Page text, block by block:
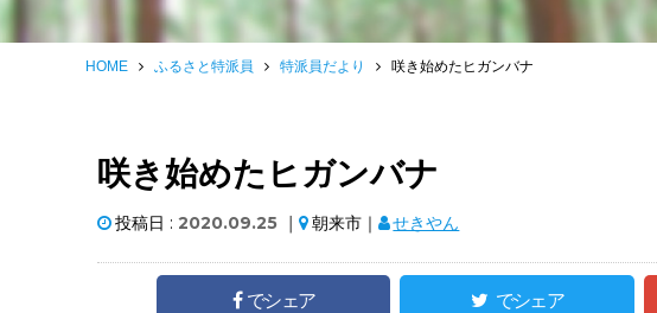
HOME ふるさと特派員 特派員だより 咲き始めたヒガンバナ
咲き始めたヒガンバナ
投稿日 : 2020.09.25｜ 朝来市｜ せきやん
でシェア でシェア